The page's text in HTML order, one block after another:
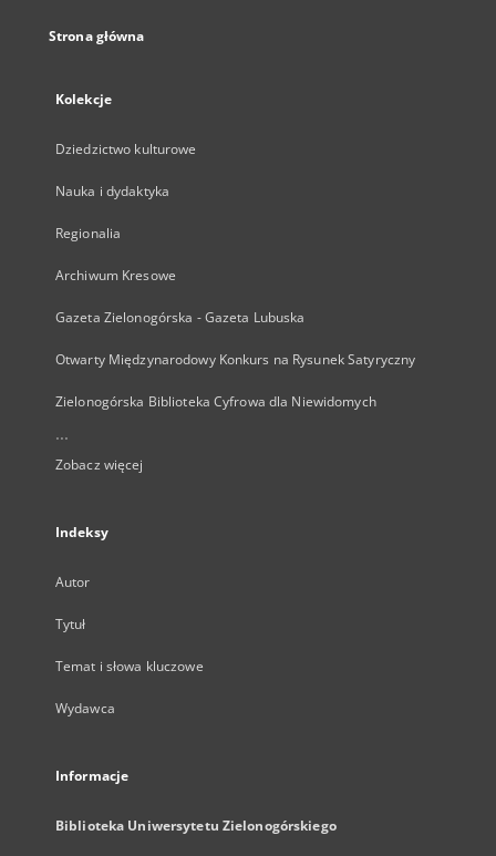
Strona główna
Kolekcje
Dziedzictwo kulturowe
Nauka i dydaktyka
Regionalia
Archiwum Kresowe
Gazeta Zielonogórska - Gazeta Lubuska
Otwarty Międzynarodowy Konkurs na Rysunek Satyryczny
Zielonogórska Biblioteka Cyfrowa dla Niewidomych
...
Zobacz więcej
Indeksy
Autor
Tytuł
Temat i słowa kluczowe
Wydawca
Informacje
Biblioteka Uniwersytetu Zielonogórskiego